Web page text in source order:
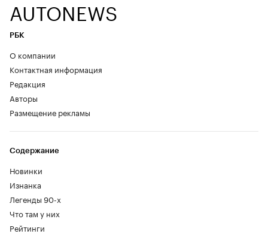
AUTONEWS
РБК
О компании
Контактная информация
Редакция
Авторы
Размещение рекламы
Содержание
Новинки
Изнанка
Легенды 90-х
Что там у них
Рейтинги